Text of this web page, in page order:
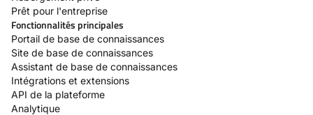
Prêt pour l'entreprise
Fonctionnalités principales
Portail de base de connaissances
Site de base de connaissances
Assistant de base de connaissances
Intégrations et extensions
API de la plateforme
Analytique